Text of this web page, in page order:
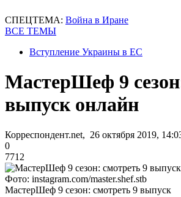
СПЕЦТЕМА: Война в Иране
ВСЕ ТЕМЫ
Вступление Украины в ЕС
МастерШеф 9
выпуск онлайн
Корреспондент.net, 26 октября 2019,
0
7712
Фото: instagram.com/master.shef.stb
МастерШеф 9 сезон: смотреть 9 выпуск